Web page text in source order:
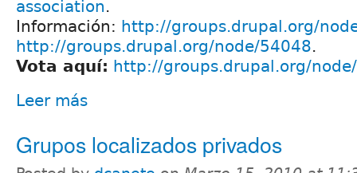
association.
Información: http://groups.drupal.org/
http://groups.drupal.org/node/54048.
Vota aquí: http://groups.drupal.org/
Leer más
Grupos localizados privados